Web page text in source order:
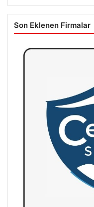
Son Eklenen Firmalar